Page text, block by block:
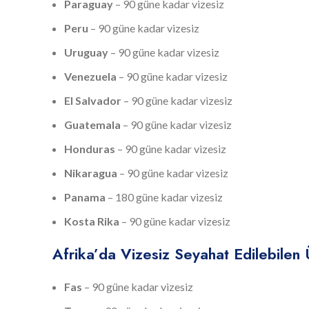
Paraguay – 90 güne kadar vizesiz
Peru – 90 güne kadar vizesiz
Uruguay – 90 güne kadar vizesiz
Venezuela – 90 güne kadar vizesiz
El Salvador – 90 güne kadar vizesiz
Guatemala – 90 güne kadar vizesiz
Honduras – 90 güne kadar vizesiz
Nikaragua – 90 güne kadar vizesiz
Panama – 180 güne kadar vizesiz
Kosta Rika – 90 güne kadar vizesiz
Afrika’da Vizesiz Seyahat Edilebilen
Fas – 90 güne kadar vizesiz